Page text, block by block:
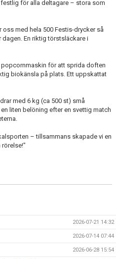
för alla deltagare – stora som
med hela 500 Festis-drycker så
dagen. En riktig törstsläckare i
popcornmaskin för att sprida doften
biokänsla på plats. Ett uppskattat
med 6 kg (ca 500 st) små
liten belöning efter en svettig match
– tillsammans skapade vi en
2026-07-21 14:32
2026-07-14 07:44
2026-06-28 15:54